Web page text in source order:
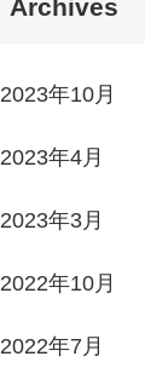
Archives
2023年10月
2023年4月
2023年3月
2022年10月
2022年7月